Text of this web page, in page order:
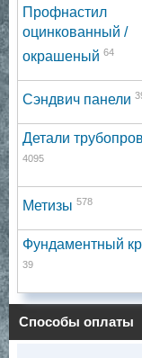
Профнастил
оцинкованный /
окрашеный 64
Сэндвич панели
Детали
4095
Метизы 578
Фундаментный
39
Способы оплаты